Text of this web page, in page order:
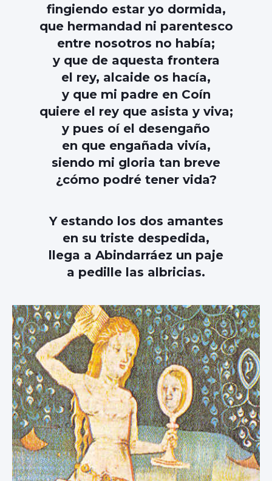
fingiendo estar yo dormida,
que hermandad ni parentesco
entre nosotros no había;
y que de aquesta frontera
el rey, alcaide os hacía,
y que mi padre en Coín
quiere el rey que asista y viva;
y pues oí el desengaño
en que engañada vivía,
siendo mi gloria tan breve
¿cómo podré tener vida?
Y estando los dos amantes
en su triste despedida,
llega a Abindarráez un paje
a pedille las albricias.